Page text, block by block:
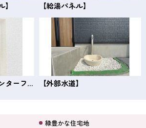
【給湯パネル】
【ＴＶモニター付インターフォン】 【外部水道】
緑豊かな住宅地